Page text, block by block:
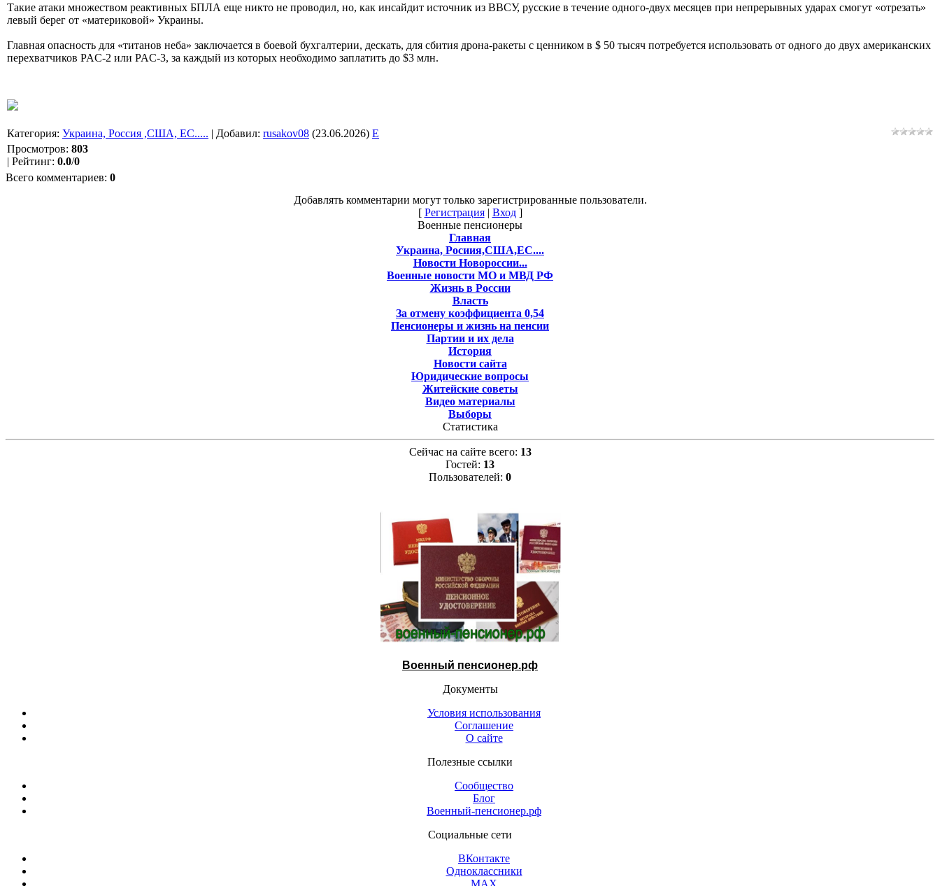
Такие атаки множеством реактивных БПЛА еще никто не проводил, но, как инсайдит источник из ВВСУ, русские в течение одного-двух месяцев при непрерывных ударах смогут «отрезать»
левый берег от «материковой» Украины.
Главная опасность для «титанов неба» заключается в боевой бухгалтерии, дескать, для сбития дрона-ракеты с ценником в $ 50 тысяч потребуется использовать от одного до двух американских
перехватчиков PAC-2 или PAC-3, за каждый из которых необходимо заплатить до $3 млн.
Категория: Украина, Россия ,США, ЕС..... | Добавил: rusakov08 (23.06.2026) E
Просмотров: 803
| Рейтинг: 0.0/0
Всего комментариев: 0
Добавлять комментарии могут только зарегистрированные пользователи.
[ Регистрация| Вход]
Военные пенсионеры
Главная
Украина, Росиия,США,ЕС....
Новости Новороссии...
Военные новости МО и МВД РФ
Жизнь в России
Власть
За отмену коэффициента 0,54
Пенсионеры и жизнь на пенсии
Партии и их дела
История
Новости сайта
Юридические вопросы
Житейские советы
Видео материалы
Выборы
Статистика
Сейчас на сайте всего: 13
Гостей: 13
Пользователей: 0
Военный пенсионер.рф
Документы
Условия использования
Соглашение
О сайте
Полезные ссылки
Сообщество
Блог
Военный-пенсионер.рф
Социальные сети
ВКонтакте
Одноклассники
МАХ